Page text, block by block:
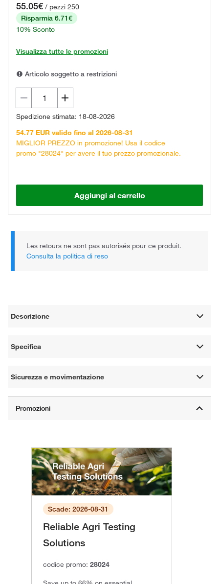
55.05€ / pezzi 250
Risparmia 6.71€
10% Sconto
Visualizza tutte le promozioni
Articolo soggetto a restrizioni
Spedizione stimata: 18-08-2026
54.77 EUR valido fino al 2026-08-31
MIGLIOR PREZZO in promozione! Usa il codice
promo "28024" per avere il tuo prezzo promozionale.
Aggiungi al carrello
Les retours ne sont pas autorisés pour ce produit.
Consulta la politica di reso
Descrizione
Specifica
Sicurezza e movimentazione
Scade: 2026-08-31
Reliable Agri Testing
Solutions
codice promo: 28024